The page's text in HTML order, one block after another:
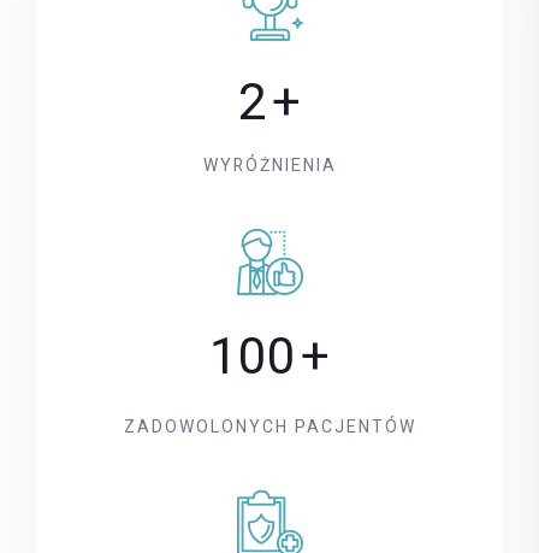
2+
WYRÓŻNIENIA
100+
ZADOWOLONYCH PACJENTÓW